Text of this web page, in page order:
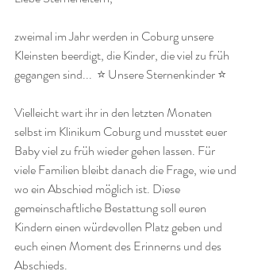
zweimal im Jahr werden in Coburg unsere
Kleinsten beerdigt, die Kinder, die viel zu früh
gegangen sind...  ⭐️ Unsere Sternenkinder ⭐️
Vielleicht wart ihr in den letzten Monaten
selbst im Klinikum Coburg und musstet euer
Baby viel zu früh wieder gehen lassen. Für
viele Familien bleibt danach die Frage, wie und
wo ein Abschied möglich ist. Diese
gemeinschaftliche Bestattung soll euren
Kindern einen würdevollen Platz geben und
euch einen Moment des Erinnerns und des
Abschieds.